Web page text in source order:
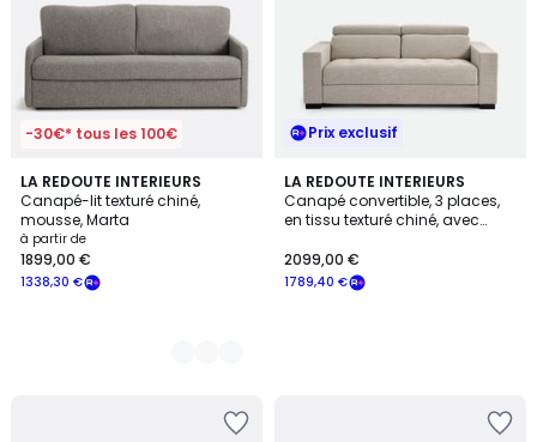
-30€* tous les 100€
LA REDOUTE INTERIEURS
Canapé-lit texturé chiné,
mousse, Marta
à partir de
1338,30 €
1899,00 €
3
Couleurs
Prix exclusif
LA REDOUTE INTERIEURS
Canapé convertible, 3 places,
en tissu texturé chiné, avec
1789,40 €
2099,00 €